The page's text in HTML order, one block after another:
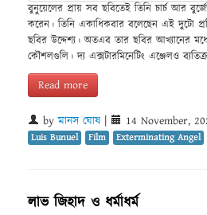
বুনুয়েলের প্রায় সব ছবিতেই তিনি চার্চ আর
করেন। তিনি একাধিকবার বলেছেন এই দুটো
ছবির উদ্দেশ্য। অতএব তার ছবির আখ্যানের
কৌশলগুলি। দ্য এক্সটারমিনেটিং এঞ্জেলও
Read more
byমানস ঘোষ | 14 November,
Luis Bunuel Film Exterminating Angel
লাভ জিহাদ ও ধর্মাধর্ম